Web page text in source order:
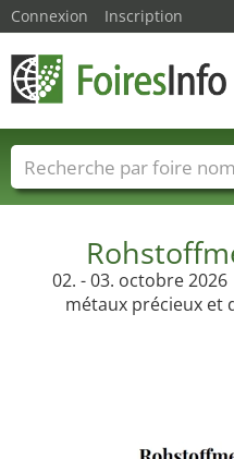
02. - 03. octobre
métaux précieux et
Connexion Inscription
Foire noms Pays